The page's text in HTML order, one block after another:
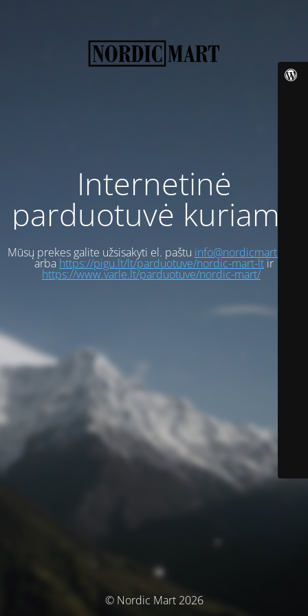
Internetinė
parduotuvė kuriama
Mūsų prekes galite užsisakyti el. paštu info@nordicmart.com
arba https://pigu.lt/lt/parduotuve/nordic-mart-ltir
https://www.varle.lt/parduotuve/nordic-mart/
© Nordic Mart 2026